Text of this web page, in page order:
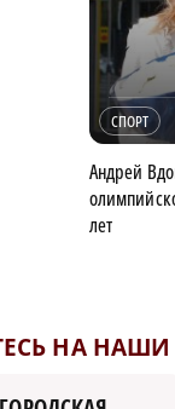
СПОРТ
Андрей
лет
НА НАШИ